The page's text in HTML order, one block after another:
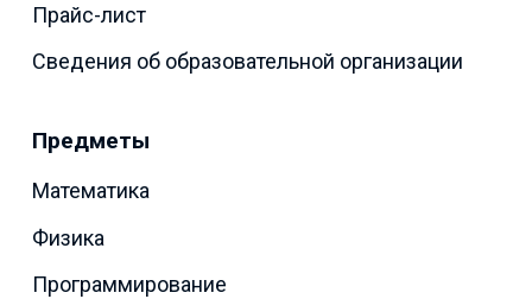
Прайс-лист
Сведения об образовательной организации
Предметы
Математика
Физика
Программирование